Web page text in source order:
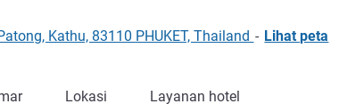
Kathu, 83110 PHUKET, Thailand - Lihat peta
Lokasi Layanan hotel